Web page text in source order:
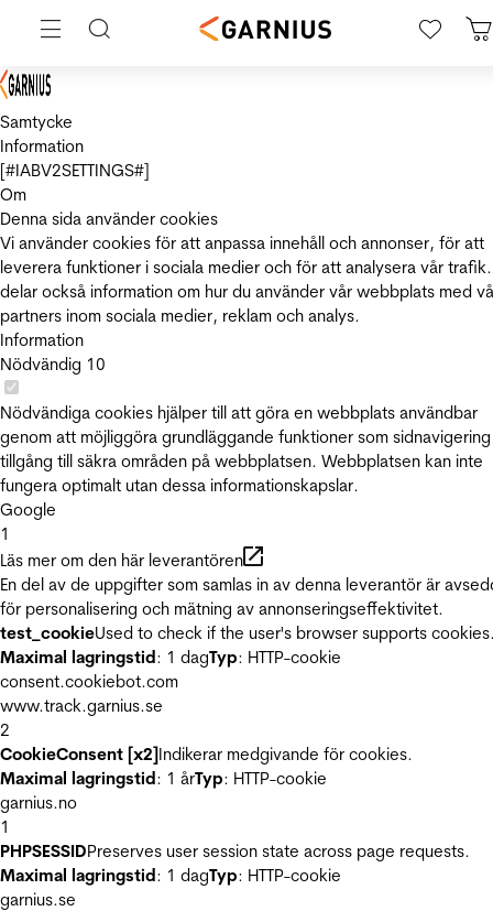
Samtycke
Information
[#IABV2SETTINGS#]
Om
Denna sida använder cookies
Vi använder cookies för att anpassa innehåll och annonser, för att
leverera funktioner i sociala medier och för att analysera vår
delar också information om hur du använder vår webbplats med
partners inom sociala medier, reklam och analys.
Information
Nödvändig 10
Nödvändiga cookies hjälper till att göra en webbplats användbar
genom att möjliggöra grundläggande funktioner som
tillgång till säkra områden på webbplatsen. Webbplatsen kan inte
fungera optimalt utan dessa informationskapslar.
Google
1
Läs mer om den här leverantören
En del av de uppgifter som samlas in av denna leverantör är
för personalisering och mätning av annonseringseffektivitet.
test_cookieUsed to check if the user's browser supports
Maximal lagringstid: 1 dagTyp: HTTP-cookie
consent.cookiebot.com
www.track.garnius.se
2
CookieConsent [x2]Indikerar medgivande för cookies.
Maximal lagringstid: 1 årTyp: HTTP-cookie
garnius.no
1
PHPSESSIDPreserves user session state across page requests.
Maximal lagringstid: 1 dagTyp: HTTP-cookie
garnius.se